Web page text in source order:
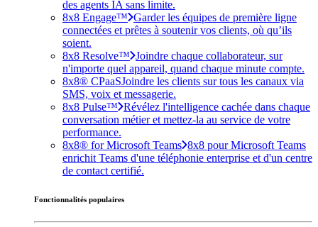
des agents IA sans limite.
8x8 Engage™ Garder les équipes de première ligne
connectées et prêtes à soutenir vos clients, où qu’ils
soient.
8x8 Resolve™ Joindre chaque collaborateur, sur
n'importe quel appareil, quand chaque minute compte.
8x8® CPaaSJoindre les clients sur tous les canaux via
SMS, voix et messagerie.
8x8 Pulse™ Révélez l'intelligence cachée dans chaque
conversation métier et mettez-la au service de votre
performance.
8x8® for Microsoft Teams 8x8 pour Microsoft Teams
enrichit Teams d'une téléphonie enterprise et d'un centre
de contact certifié.
Fonctionnalités populaires